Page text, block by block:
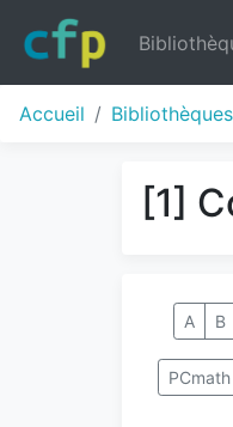
Accueil Bibliothèques
[1]
A B
PCmath